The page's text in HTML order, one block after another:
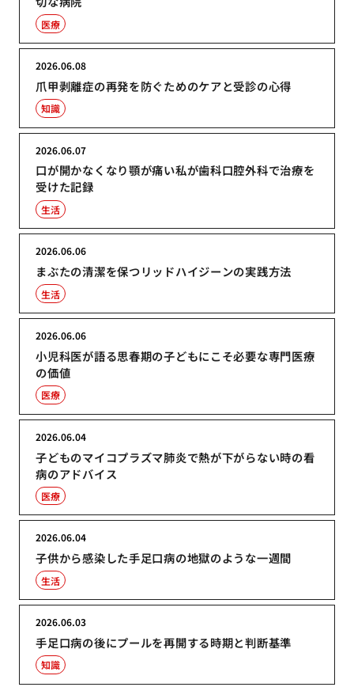
医療
爪甲剥離症の再発を防ぐためのケアと受診の心得
2026.06.08
知識
口が開かなくなり顎が痛い私が歯科口腔外科で治療を
受けた記録
2026.06.07
生活
まぶたの清潔を保つリッドハイジーンの実践方法
2026.06.06
生活
小児科医が語る思春期の子どもにこそ必要な専門医療
の価値
2026.06.06
医療
子どものマイコプラズマ肺炎で熱が下がらない時の看
病のアドバイス
2026.06.04
医療
子供から感染した手足口病の地獄のような一週間
2026.06.04
生活
手足口病の後にプールを再開する時期と判断基準
2026.06.03
知識